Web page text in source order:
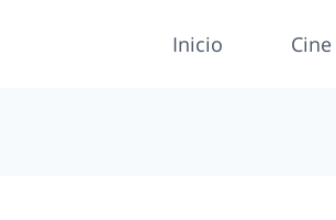
Inicio Cine